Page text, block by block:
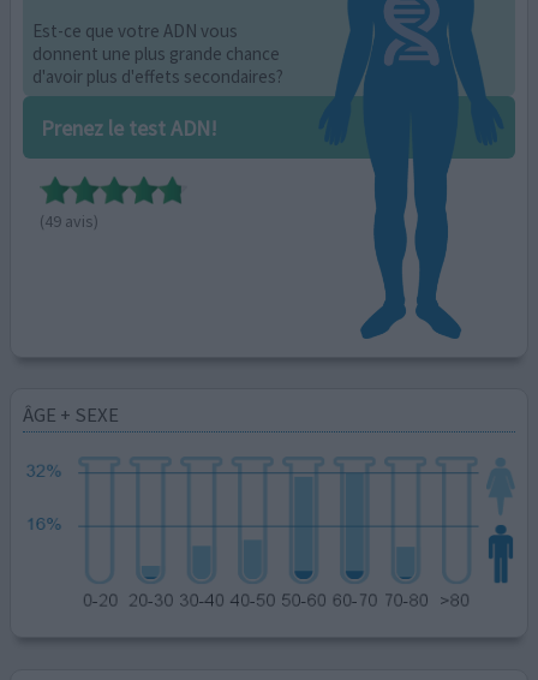
Est-ce que votre ADN vous
donnent une plus grande chance
d'avoir plus d'effets secondaires?
Prenez le test ADN!
(49 avis)
ÂGE + SEXE